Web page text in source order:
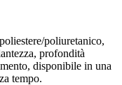
poliuretanico,
profondità
disponibile in una
tempo.